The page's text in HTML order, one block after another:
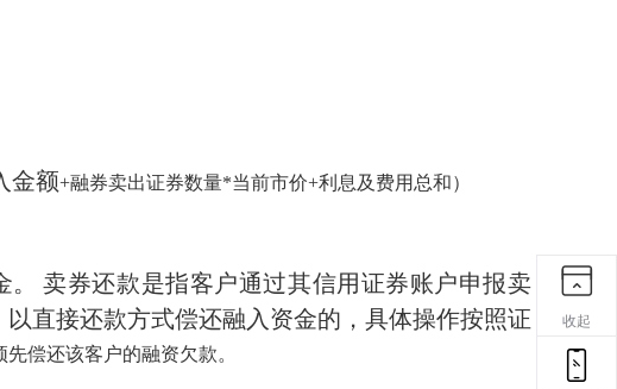
金额+融券卖出证券数量*当前市价+利息及费用总和）
卖券还款是指客户通过其信用证券账户申报卖
直接还款方式偿还融入资金的，具体操作按照证
偿还该客户的融资欠款。
收起